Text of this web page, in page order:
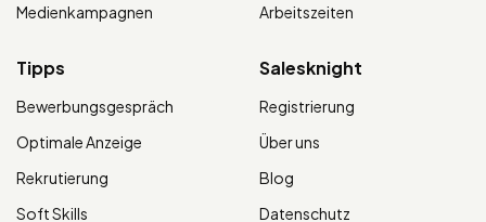
Medienkampagnen
Arbeitszeiten
Tipps
Bewerbungsgespräch
Optimale Anzeige
Rekrutierung
Soft Skills
Salesknight
Registrierung
Über uns
Blog
Datenschutz